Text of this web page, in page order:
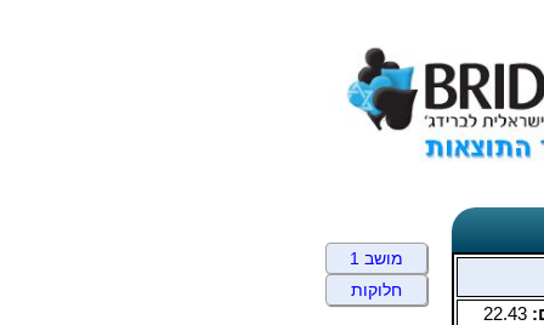
22.43
מושב 1
חלוקות